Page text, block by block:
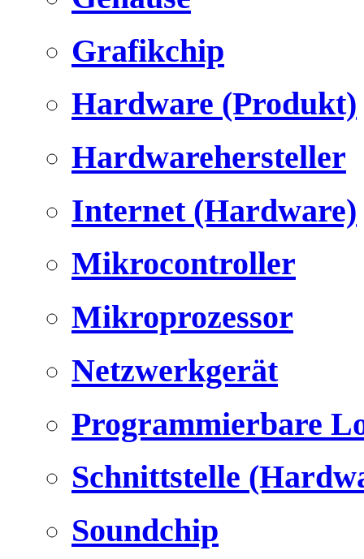
Grafikchip
Hardware (Produkt)
Hardwarehersteller
Internet (Hardware)
Mikrocontroller
Mikroprozessor
Netzwerkgerät
Programmierbare
Schnittstelle
Soundchip